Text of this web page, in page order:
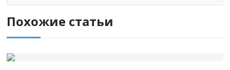
Похожие статьи